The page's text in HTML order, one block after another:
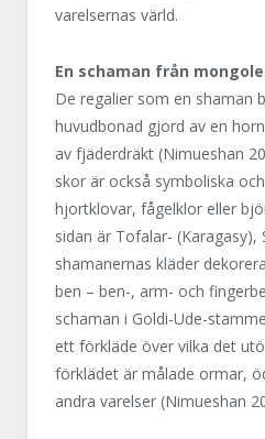
varelsernas värld.
En schaman från
De regalier som en shaman
huvudbonad gjord av en
av fjäderdräkt (Nimueshan
skor är också symboliska
hjortklovar, fågelklor eller
sidan är Tofalar-
shamanernas kläder
ben – ben-, arm- och
schaman i Goldi-Ude-
ett förkläde över vilka det
förklädet är målade ormar,
andra varelser (Nimueshan